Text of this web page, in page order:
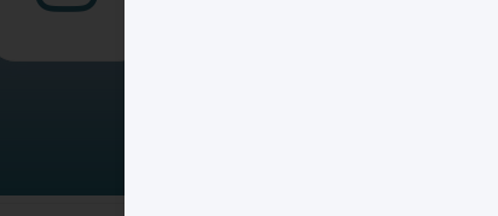
دقیق و به‌روز همراه باشند. تیم دیجکس تلاش
ارائه دهد. هدف ما کمک به تصمیم‌گیری